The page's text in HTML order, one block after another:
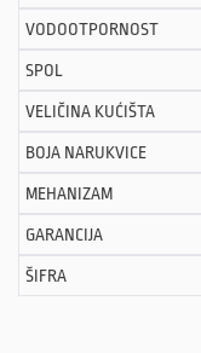
VODOOTPORNOST
SPOL
VELIČINA KUĆIŠTA
BOJA NARUKVICE
MEHANIZAM
GARANCIJA
ŠIFRA